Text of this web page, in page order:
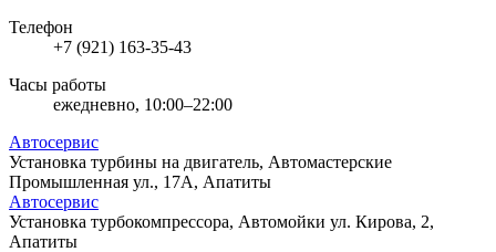
Телефон
+7 (921) 163-35-43
Часы работы
ежедневно, 10:00–22:00
Автосервис
Установка турбины на двигатель, Автомастерские
Промышленная ул., 17А, Апатиты
Автосервис
Установка турбокомпрессора, Автомойки ул. Кирова, 2,
Апатиты